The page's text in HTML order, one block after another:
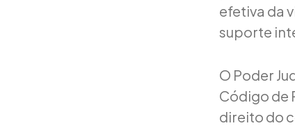
efetiva da
suporte
O Poder
Código de
direito do